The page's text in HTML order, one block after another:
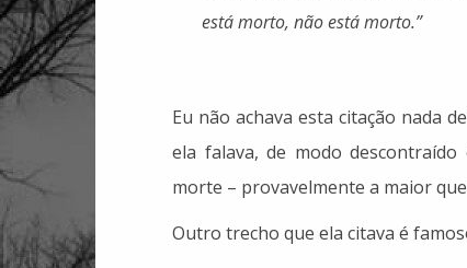
está morto,nãoestá morto.”
Eu não achava esta citação nada
ela falava, de modo
morte – provavelmente a maior
Outro trecho que ela citava é